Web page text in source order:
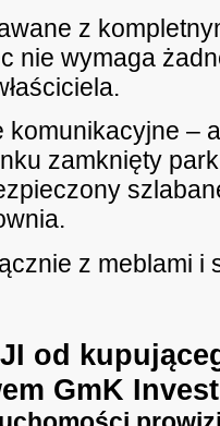
z
nie wymaga
komunikacyjne –
zamknięty
z meblami i
od
GmK